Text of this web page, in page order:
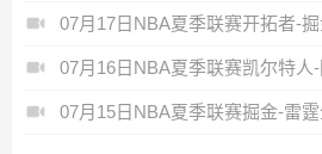
07月17日NBA夏季联赛开拓者-
07月16日NBA夏季联赛凯尔特人
07月15日NBA夏季联赛掘金-雷